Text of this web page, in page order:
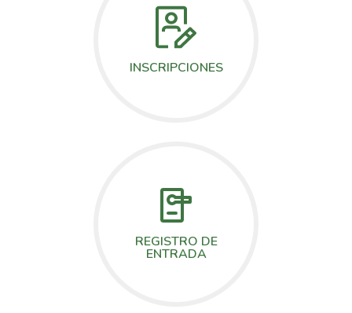
INSCRIPCIONES
REGISTRO DE
ENTRADA